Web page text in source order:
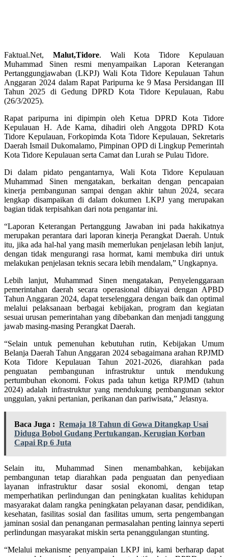
Faktual.Net, Malut,Tidore. Wali Kota Tidore Kepulauan
Muhammad Sinen resmi menyampaikan Laporan Keterangan
Pertanggungjawaban (LKPJ) Wali Kota Tidore Kepulauan Tahun
Anggaran 2024 dalam Rapat Paripurna ke 9 Masa Persidangan III
Tahun 2025 di Gedung DPRD Kota Tidore Kepulauan, Rabu
(26/3/2025).
Rapat paripurna ini dipimpin oleh Ketua DPRD Kota Tidore
Kepulauan H. Ade Kama, dihadiri oleh Anggota DPRD Kota
Tidore Kepulauan, Forkopimda Kota Tidore Kepulauan, Sekretaris
Daerah Ismail Dukomalamo, Pimpinan OPD di Lingkup Pemerintah
Kota Tidore Kepulauan serta Camat dan Lurah se Pulau Tidore.
Di dalam pidato pengantarnya, Wali Kota Tidore Kepulauan
Muhammad Sinen mengatakan, berkaitan dengan pencapaian
kinerja pembangunan sampai dengan akhir tahun 2024, secara
lengkap disampaikan di dalam dokumen LKPJ yang merupakan
bagian tidak terpisahkan dari nota pengantar ini.
“Laporan Keterangan Pertanggung Jawaban ini pada hakikatnya
merupakan perantara dari laporan kinerja Perangkat Daerah. Untuk
itu, jika ada hal-hal yang masih memerlukan penjelasan lebih lanjut,
dengan tidak mengurangi rasa hormat, kami membuka diri untuk
melakukan penjelasan teknis secara lebih mendalam,” Ungkapnya.
Lebih lanjut, Muhammad Sinen mengatakan, Penyelenggaraan
pemerintahan daerah secara operasional dibiayai dengan APBD
Tahun Anggaran 2024, dapat terselenggara dengan baik dan optimal
melalui pelaksanaan berbagai kebijakan, program dan kegiatan
sesuai urusan pemerintahan yang dibebankan dan menjadi tanggung
jawab masing-masing Perangkat Daerah.
“Selain untuk pemenuhan kebutuhan rutin, Kebijakan Umum
Belanja Daerah Tahun Anggaran 2024 sebagaimana arahan RPJMD
Kota Tidore Kepulauan Tahun 2021-2026, diarahkan pada
penguatan pembangunan infrastruktur untuk mendukung
pertumbuhan ekonomi. Fokus pada tahun ketiga RPJMD (tahun
2024) adalah infrastruktur yang mendukung pembangunan sektor
unggulan, yakni pertanian, perikanan dan pariwisata,” Jelasnya.
Baca Juga : Remaja 18 Tahun di Gowa Ditangkap Usai
Diduga Bobol Gudang Pertukangan, Kerugian Korban
Capai Rp 6 Juta
Selain itu, Muhammad Sinen menambahkan, kebijakan
pembangunan tetap diarahkan pada penguatan dan penyediaan
layanan infrastruktur dasar sosial ekonomi, dengan tetap
memperhatikan perlindungan dan peningkatan kualitas kehidupan
masyarakat dalam rangka peningkatan pelayanan dasar, pendidikan,
kesehatan, fasilitas sosial dan fasilitas umum, serta pengembangan
jaminan sosial dan penanganan permasalahan penting lainnya seperti
perlindungan masyarakat miskin serta penanggulangan stunting.
“Melalui mekanisme penyampaian LKPJ ini, kami berharap dapat